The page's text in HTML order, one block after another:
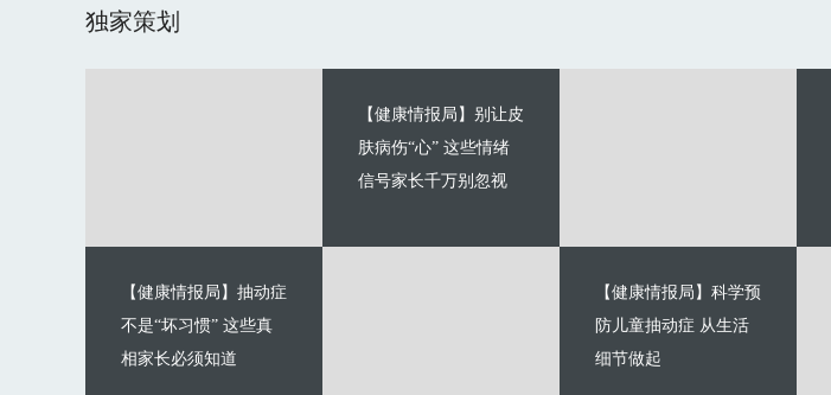
独家策划
【健康情报局】别让皮
肤病伤“心” 这些情绪
信号家长千万别忽视
【健康情报局】抽动症
不是“坏习惯” 这些真
相家长必须知道
【健康情报局】科学预
防儿童抽动症 从生活
细节做起